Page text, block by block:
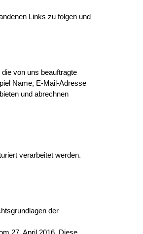
Links zu folgen und
von uns beauftragte
Name, E-Mail-Adresse
und abrechnen
verarbeitet werden.
der
27. April 2016. Diese